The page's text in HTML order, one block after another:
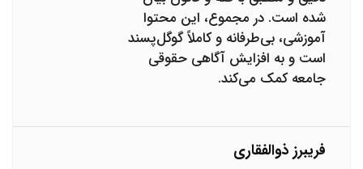
شده است. در مجموع، این محتوا
آموزشی، بی‌طرفانه و کاملاً گوگل‌پسند
است و به افزایش آگاهی حقوقی
جامعه کمک می‌کند.
فریبرز ذوالفقاری